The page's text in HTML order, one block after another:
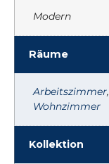
Modern
Räume
Arbeitszimmer,
Wohnzimmer
Kollektion